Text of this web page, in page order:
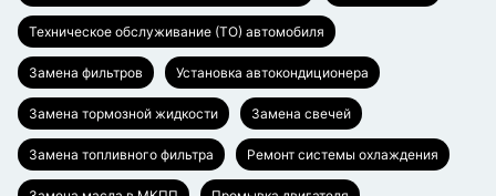
Техническое обслуживание (ТО) автомобиля
Замена фильтров Установка автокондиционера
Замена тормозной жидкости Замена свечей
Замена топливного фильтра Ремонт системы охлаждения